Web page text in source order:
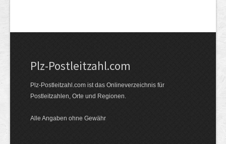
Plz-Postleitzahl.com
Plz-Postleitzahl.com ist das Onlineverzeichnis für
Postleitzahlen, Orte und Regionen.
Alle Angaben ohne Gewähr